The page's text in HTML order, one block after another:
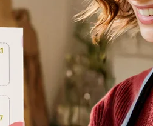
ditt foto eller ett meddelande som